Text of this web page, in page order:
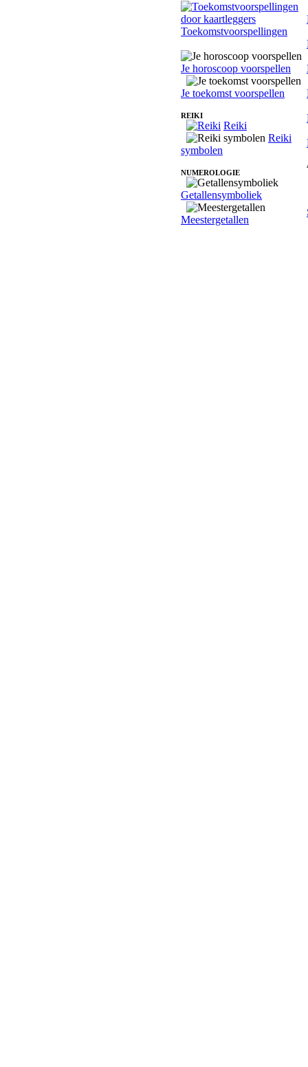
Toekomstvoorspellingen
Je horoscoop voorspellen
Je toekomst voorspellen
REIKI
Reiki
Reiki
symbolen
NUMEROLOGIE
Getallensymboliek
Meestergetallen